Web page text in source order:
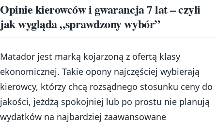
Opinie kierowców i gwarancja 7 lat – czyli
jak wygląda „sprawdzony wybór”
Matador jest marką kojarzoną z ofertą klasy
ekonomicznej. Takie opony najczęściej wybierają
kierowcy, którzy chcą rozsądnego stosunku ceny do
jakości, jeżdżą spokojniej lub po prostu nie planują
wydatków na najbardziej zaawansowane